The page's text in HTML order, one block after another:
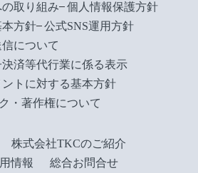
取り組み
個人情報保護方針
方針
公式SNS運用方針
について
済等代行業に係る表示
トに対する基本方針
・著作権について
株式会社TKCのご紹介
情報 総合お問合せ